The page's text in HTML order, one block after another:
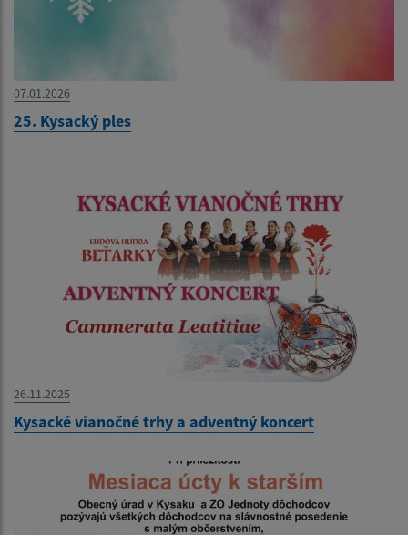
07.01.2026
25. Kysacký ples
26.11.2025
Kysacké vianočné trhy a adventný koncert